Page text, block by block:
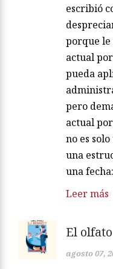
escribió
porque le
actual
pueda
pero
actual
no es
una
una
Leer más
El
agosto 07,